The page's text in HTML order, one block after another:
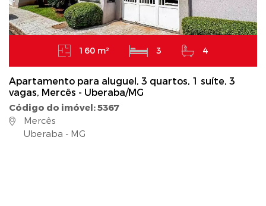
160 m² 3 4
Apartamento para aluguel, 3 quartos, 1 suíte, 3
vagas, Mercês - Uberaba/MG
Código do imóvel: 5367
Mercês
Uberaba - MG